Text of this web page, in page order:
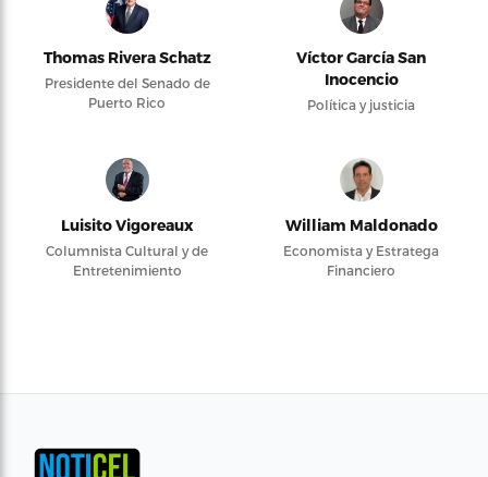
Thomas Rivera Schatz
Presidente del Senado de
Puerto Rico
Víctor García San
Inocencio
Política y justicia
Luisito Vigoreaux
Columnista Cultural y de
Entretenimiento
William Maldonado
Economista y Estratega
Financiero